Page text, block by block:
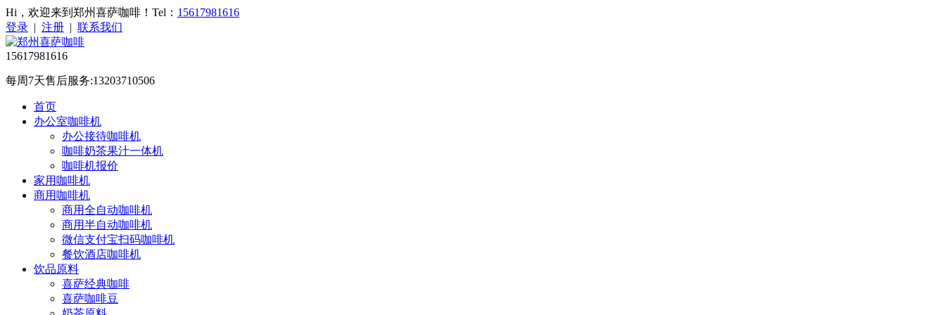
Hi，欢迎来到郑州喜萨咖啡！Tel： 15617981616
登录 | 注册 | 联系我们
15617981616
每周7天售后服务:13203710506
首页
办公室咖啡机
办公接待咖啡机
咖啡奶茶果汁一体机
咖啡机报价
家用咖啡机
商用咖啡机
商用全自动咖啡机
商用半自动咖啡机
微信支付宝扫码咖啡机
餐饮酒店咖啡机
饮品原料
喜萨经典咖啡
喜萨咖啡豆